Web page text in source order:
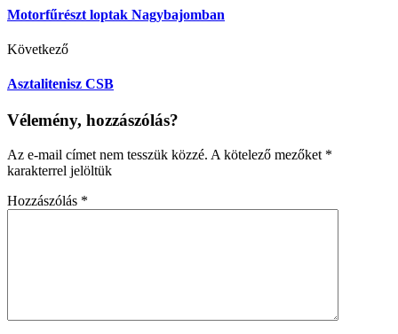
Motorfűrészt loptak Nagybajomban
Következő
Asztalitenisz CSB
Vélemény, hozzászólás?
Az e-mail címet nem tesszük közzé. A kötelező mezőket *
karakterrel jelöltük
Hozzászólás *